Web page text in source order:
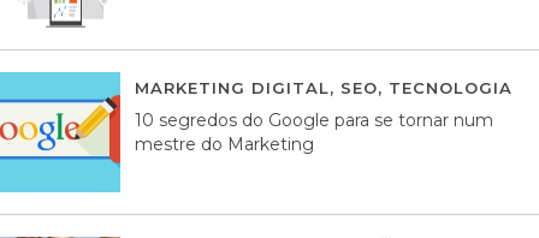
MARKETING DIGITAL, SEO, TECNOLOGIA
10 segredos do Google para se tornar num
mestre do Marketing